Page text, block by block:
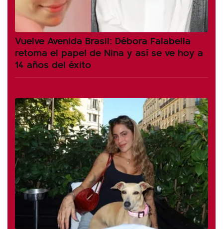
Vuelve Avenida Brasil: Débora Falabella
retoma el papel de Nina y así se ve hoy a
14 años del éxito